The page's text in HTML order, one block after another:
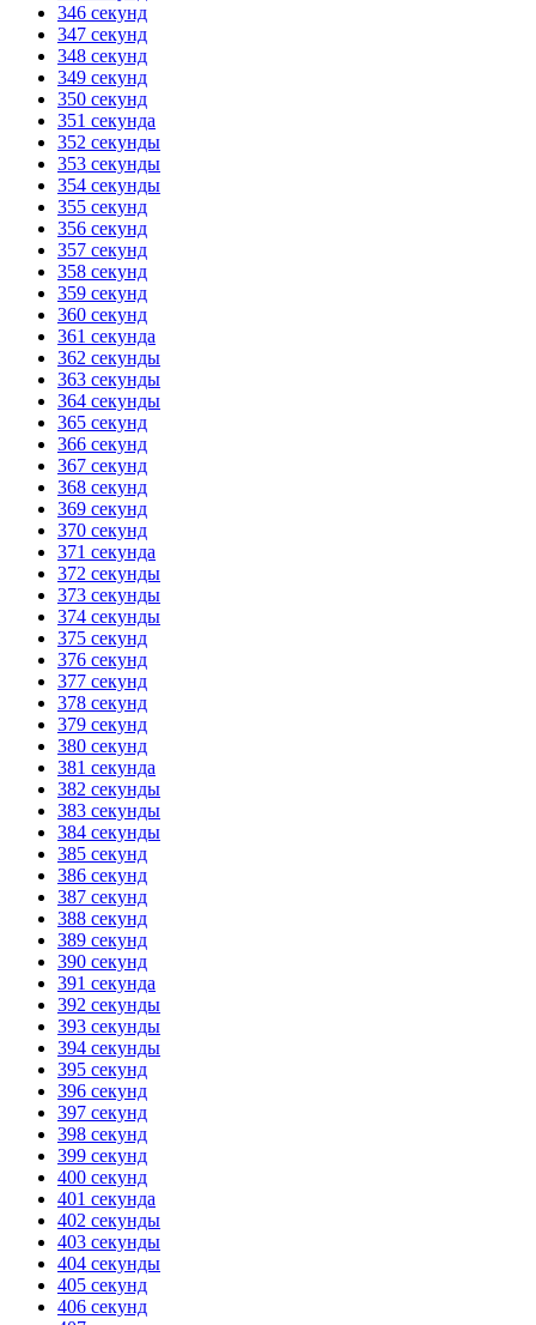
346 секунд
347 секунд
348 секунд
349 секунд
350 секунд
351 секунда
352 секунды
353 секунды
354 секунды
355 секунд
356 секунд
357 секунд
358 секунд
359 секунд
360 секунд
361 секунда
362 секунды
363 секунды
364 секунды
365 секунд
366 секунд
367 секунд
368 секунд
369 секунд
370 секунд
371 секунда
372 секунды
373 секунды
374 секунды
375 секунд
376 секунд
377 секунд
378 секунд
379 секунд
380 секунд
381 секунда
382 секунды
383 секунды
384 секунды
385 секунд
386 секунд
387 секунд
388 секунд
389 секунд
390 секунд
391 секунда
392 секунды
393 секунды
394 секунды
395 секунд
396 секунд
397 секунд
398 секунд
399 секунд
400 секунд
401 секунда
402 секунды
403 секунды
404 секунды
405 секунд
406 секунд